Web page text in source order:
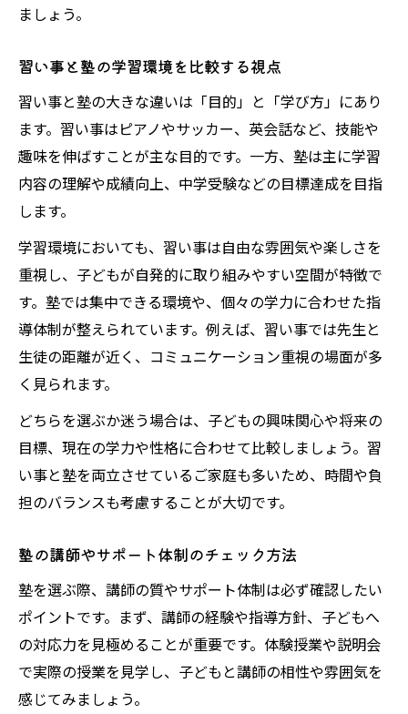
ましょう。
習い事と塾の学習環境を比較する視点
習い事と塾の大きな違いは「目的」と「学び方」にあり
ます。習い事はピアノやサッカー、英会話など、技能や
趣味を伸ばすことが主な目的です。一方、塾は主に学習
内容の理解や成績向上、中学受験などの目標達成を目指
します。
学習環境においても、習い事は自由な雰囲気や楽しさを
重視し、子どもが自発的に取り組みやすい空間が特徴で
す。塾では集中できる環境や、個々の学力に合わせた指
導体制が整えられています。例えば、習い事では先生と
生徒の距離が近く、コミュニケーション重視の場面が多
く見られます。
どちらを選ぶか迷う場合は、子どもの興味関心や将来の
目標、現在の学力や性格に合わせて比較しましょう。習
い事と塾を両立させているご家庭も多いため、時間や負
担のバランスも考慮することが大切です。
塾の講師やサポート体制のチェック方法
塾を選ぶ際、講師の質やサポート体制は必ず確認したい
ポイントです。まず、講師の経験や指導方針、子どもへ
の対応力を見極めることが重要です。体験授業や説明会
で実際の授業を見学し、子どもと講師の相性や雰囲気を
感じてみましょう。